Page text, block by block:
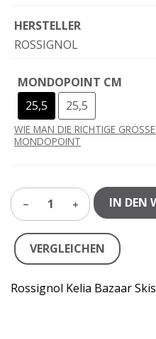
HERSTELLER
ROSSIGNOL
MONDOPOINT CM
25,5
25,5
WIE MAN DIE RICHTIGE
MONDOPOINT
1 IN DEN
VERGLEICHEN
Rossignol Kelia Bazaar